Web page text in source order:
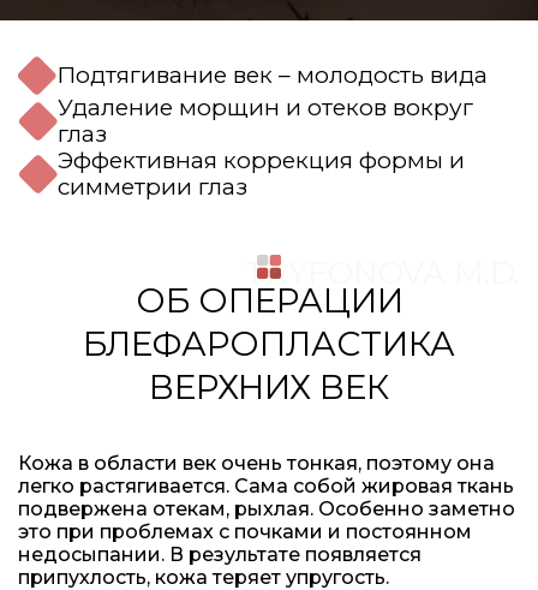
Подтягивание век – молодость вида
Удаление морщин и отеков вокруг
глаз
Эффективная коррекция формы и
симметрии глаз
ОБ ОПЕРАЦИИ
БЛЕФАРОПЛАСТИКА
ВЕРХНИХ ВЕК
TRYFONOVA M.D.
Кожа в области век очень тонкая, поэтому она
легко растягивается. Сама собой жировая ткань
подвержена отекам, рыхлая. Особенно заметно
это при проблемах с почками и постоянном
недосыпании. В результате появляется
припухлость, кожа теряет упругость.